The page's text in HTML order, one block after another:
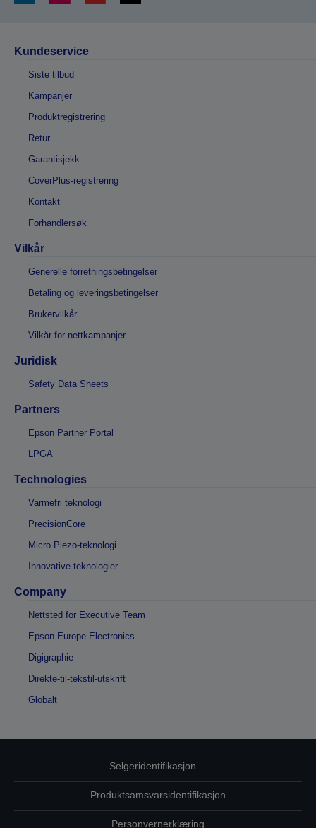
Kundeservice
Siste tilbud
Kampanjer
Produktregistrering
Retur
Garantisjekk
CoverPlus-registrering
Kontakt
Forhandlersøk
Vilkår
Generelle forretningsbetingelser
Betaling og leveringsbetingelser
Brukervilkår
Vilkår for nettkampanjer
Juridisk
Safety Data Sheets
Partners
Epson Partner Portal
LPGA
Technologies
Varmefri teknologi
PrecisionCore
Micro Piezo-teknologi
Innovative teknologier
Company
Nettsted for Executive Team
Epson Europe Electronics
Digigraphie
Direkte-til-tekstil-utskrift
Globalt
Selgeridentifikasjon
Produktsamsvarsidentifikasjon
Personvernerklæring